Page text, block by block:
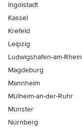
Ingolstadt
Kassel
Krefeld
Leipzig
Ludwigshafen-am-Rhein
Magdeburg
Mannheim
Mülheim-an-der-Ruhr
Münster
Nürnberg